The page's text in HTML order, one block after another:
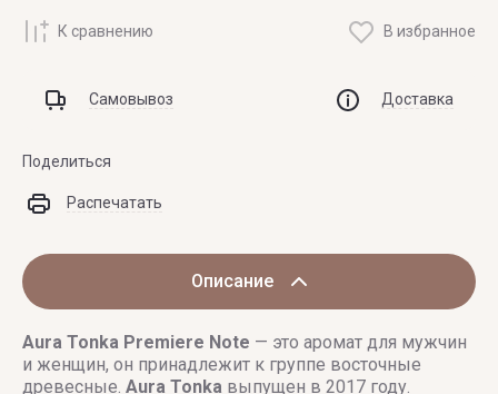
К сравнению В избранное
Самовывоз Доставка
Поделиться
Распечатать
Описание
Aura Tonka Premiere Note — это аромат для мужчин
и женщин, он принадлежит к группе восточные
древесные. Aura Tonka выпущен в 2017 году.